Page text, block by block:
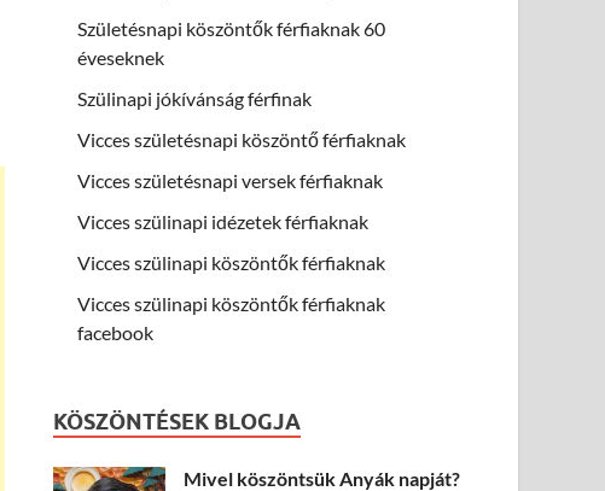
Születésnapi köszöntők férfiaknak 60
éveseknek
Szülinapi jókívánság férfinak
Vicces születésnapi köszöntő férfiaknak
Vicces születésnapi versek férfiaknak
Vicces szülinapi idézetek férfiaknak
Vicces szülinapi köszöntők férfiaknak
Vicces szülinapi köszöntők férfiaknak
facebook
KÖSZÖNTÉSEK BLOGJA
Mivel köszöntsük Anyák napját?